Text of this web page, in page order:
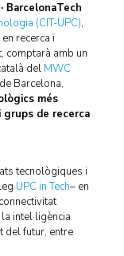
BarcelonaTech
(CIT-UPC),
recerca i
comptarà amb un
del MWC
Barcelona,
més
de recerca
tecnològiques i
UPC in Tech– en
intel·ligència
del futur, entre